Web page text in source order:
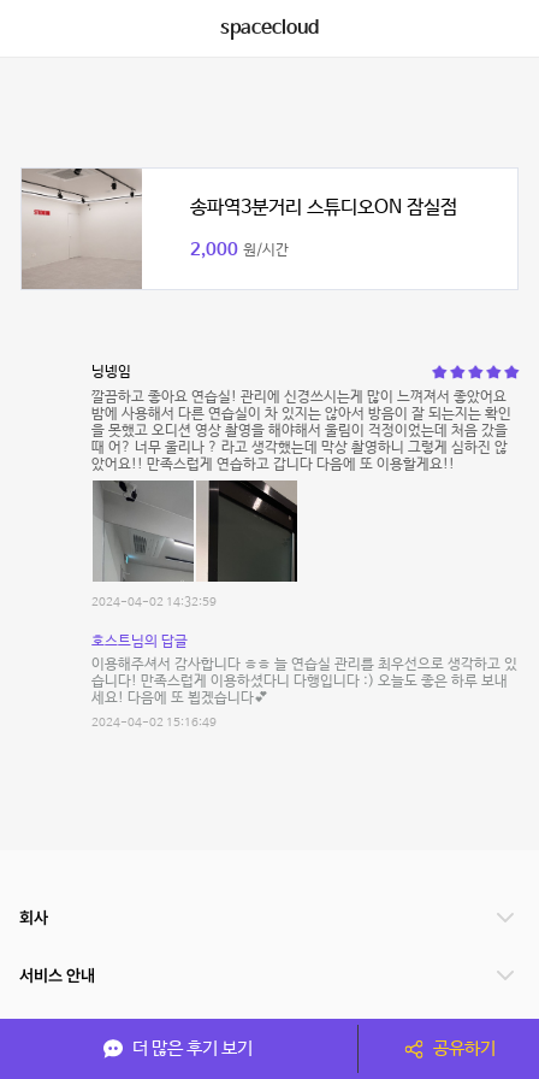
spacecloud
송파역3분거리 스튜디오ON 잠실점
2,000 원/시간
닝넹임
깔끔하고 좋아요 연습실! 관리에 신경쓰시는게 많이 느껴져서 좋았어요
밤에 사용해서 다른 연습실이 차 있지는 않아서 방음이 잘 되는지는 확인
을 못했고 오디션 영상 촬영을 해야해서 울림이 걱정이었는데 처음 갔을
때 어? 너무 울리나 ? 라고 생각했는데 막상 촬영하니 그렇게 심하진 않
았어요!! 만족스럽게 연습하고 갑니다 다음에 또 이용할게요!!
2024-04-02 14:32:59
호스트님의 답글
이용해주셔서 감사합니다 ㅎㅎ 늘 연습실 관리를 최우선으로 생각하고 있
습니다! 만족스럽게 이용하셨다니 다행입니다 :) 오늘도 좋은 하루 보내
세요! 다음에 또 뵙겠습니다💕
2024-04-02 15:16:49
더 많은 후기 보기 공유하기
회사
서비스 안내